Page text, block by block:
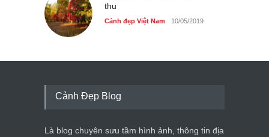
Cảnh đẹp Việt Nam
thu
Cảnh đẹp Việt Nam 10/05/2019
Cảnh Đẹp Blog
Là blog chuyên sưu tầm hình ảnh, thông tin địa